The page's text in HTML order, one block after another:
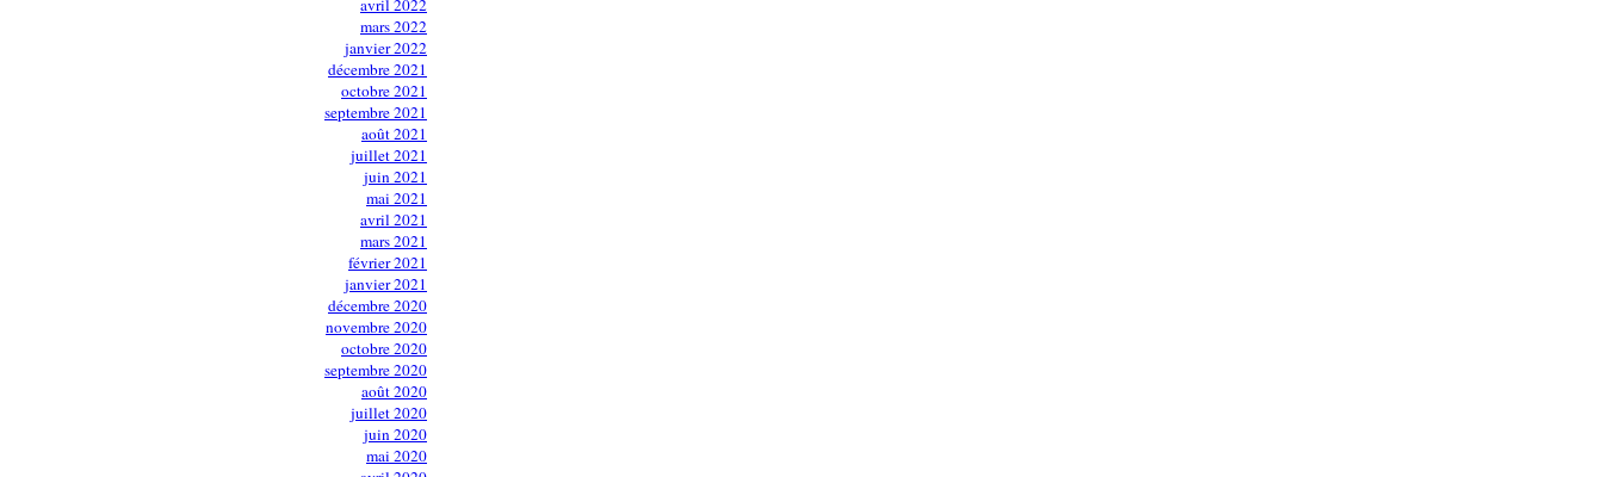
avril 2022
mars 2022
janvier 2022
décembre 2021
octobre 2021
septembre 2021
août 2021
juillet 2021
juin 2021
mai 2021
avril 2021
mars 2021
février 2021
janvier 2021
décembre 2020
novembre 2020
octobre 2020
septembre 2020
août 2020
juillet 2020
juin 2020
mai 2020